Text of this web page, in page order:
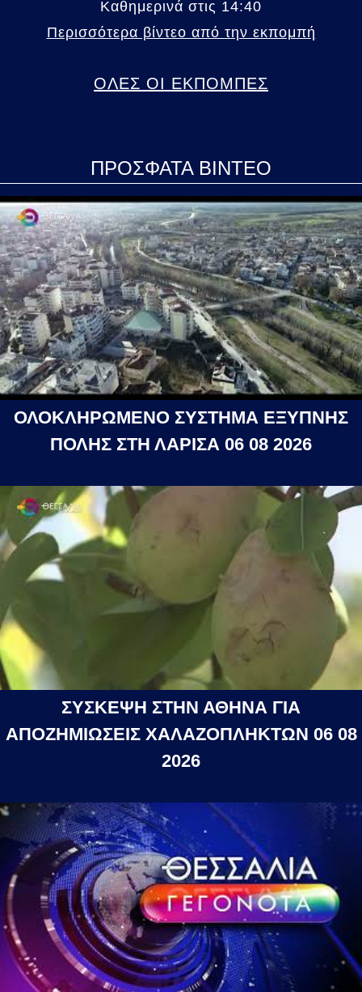
Καθημερινά στις 14:40
Περισσότερα βίντεο από την εκπομπή
ΟΛΕΣ ΟΙ ΕΚΠΟΜΠΕΣ
ΠΡΟΣΦΑΤΑ ΒΙΝΤΕΟ
ΟΛΟΚΛΗΡΩΜΕΝΟ ΣΥΣΤΗΜΑ ΕΞΥΠΝΗΣ
ΠΟΛΗΣ ΣΤΗ ΛΑΡΙΣΑ 06 08 2026
ΣΥΣΚΕΨΗ ΣΤΗΝ ΑΘΗΝΑ ΓΙΑ
ΑΠΟΖΗΜΙΩΣΕΙΣ ΧΑΛΑΖΟΠΛΗΚΤΩΝ 06 08
2026